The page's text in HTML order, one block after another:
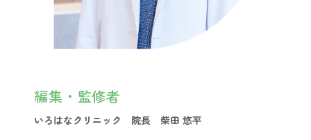
編集・監修者
いろはなクリニック 院長 柴田 悠平